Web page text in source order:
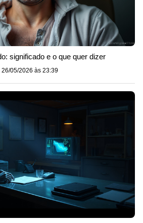
significado e o que quer dizer
26/05/2026 às 23:39